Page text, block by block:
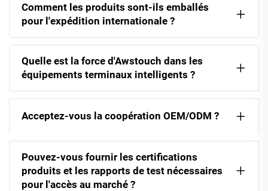
Comment les produits sont-ils emballés
pour l'expédition internationale ?
Quelle est la force d'Awstouch dans les
équipements terminaux intelligents ?
Acceptez-vous la coopération OEM/ODM ?
Pouvez-vous fournir les certifications
produits et les rapports de test nécessaires
pour l'accès au marché ?